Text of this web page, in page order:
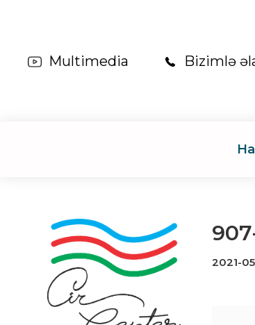
Multimedia Bizimlə
2021-